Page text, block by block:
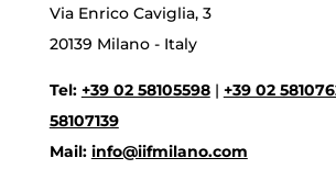
Via Enrico Caviglia, 3
20139 Milano - Italy
Tel: +39 02 58105598| +39 02
58107139
Mail: info@iifmilano.com